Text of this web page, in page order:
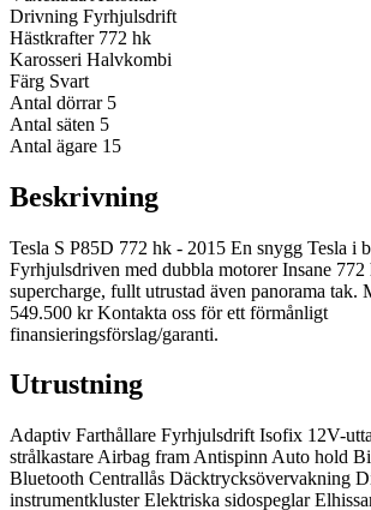
Drivning Fyrhjulsdrift
Hästkrafter 772 hk
Karosseri Halvkombi
Färg Svart
Antal dörrar 5
Antal säten 5
Antal ägare 15
Beskrivning
Tesla S P85D 772 hk - 2015 En snygg Tesla i
Fyrhjulsdriven med dubbla motorer Insane 772
supercharge, fullt utrustad även panorama tak.
549.500 kr Kontakta oss för ett förmånligt
finansieringsförslag/garanti.
Utrustning
Adaptiv Farthållare Fyrhjulsdrift Isofix 12V-
strålkastare Airbag fram Antispinn Auto hold
Bluetooth Centrallås Däcktrycksövervakning
instrumentklusterElektriska sidospeglar